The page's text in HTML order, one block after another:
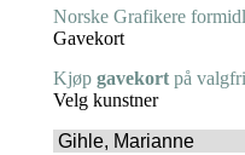
Norske Grafikere
Gavekort
Kjøp gavekort på
Velg kunstner